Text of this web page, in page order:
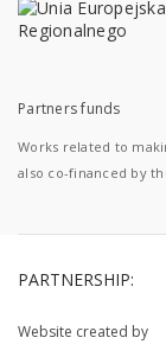
Partners funds
Works related to
also co-financed by
PARTNERSHIP:
Website created by